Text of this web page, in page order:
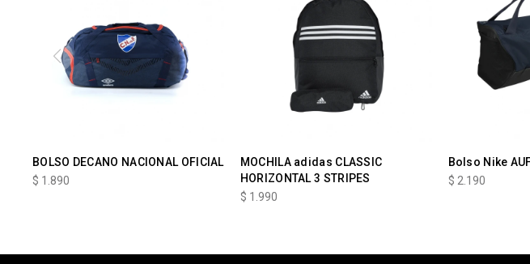
BOLSO DECANO NACIONAL OFICIAL
$ 1.890
MOCHILA adidas CLASSIC
HORIZONTAL 3 STRIPES
$ 1.990
Bolso Nike
$ 2.190